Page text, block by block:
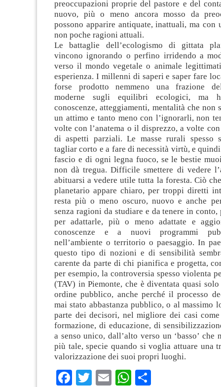
preoccupazioni proprie del pastore e del
nuovo, più o meno ancora mosso da
possono apparire antiquate, inattuali, ma con
non poche ragioni attuali.
Le battaglie dell’ecologismo di gittata
vincono ignorando o perfino irridendo a
verso il mondo vegetale o animale
esperienza. I millenni di saperi e saper fare
forse prodotto nemmeno una frazione
moderne sugli equilibri ecologici, ma
conoscenze, atteggiamenti, mentalità che
un attimo e tanto meno con l’ignorarli, non
volte con l’anatema o il disprezzo, a volte
di aspetti parziali. Le masse rurali spesso
tagliar corto e a fare di necessità virtù, e
fascio e di ogni legna fuoco, se le bestie
non dà tregua. Difficile smettere di vedere
abituarsi a vedere utile tutta la foresta. Ciò
planetario appare chiaro, per troppi diretti
resta più o meno oscuro, nuovo e anche
senza ragioni da studiare e da tenere in
per adattarle, più o meno adattate e
conoscenze e a nuovi programmi
nell’ambiente o territorio o paesaggio. In
questo tipo di nozioni e di sensibilità
carente da parte di chi pianifica e progetta,
per esempio, la controversia spesso violenta
(TAV) in Piemonte, che è diventata quasi
ordine pubblico, anche perché il processo
mai stato abbastanza pubblico, o al massimo
parte dei decisori, nel migliore dei casi
formazione, di educazione, di
a senso unico, dall’alto verso un ‘basso’ che
più tale, specie quando si voglia attuare una
valorizzazione dei suoi propri luoghi.
Facebook
TwitterEmailWhatsApp